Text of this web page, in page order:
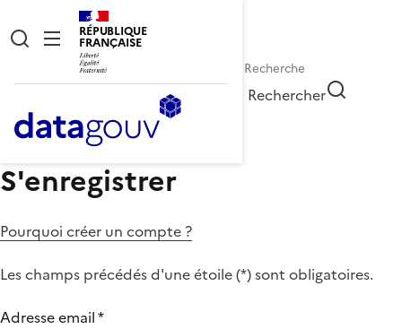
RÉPUBLIQUE
FRANÇAISE
Rechercher
S'enregistrer
Pourquoi créer un compte ?
Les champs précédés d'une étoile (*) sont obligatoires.
Adresse email*